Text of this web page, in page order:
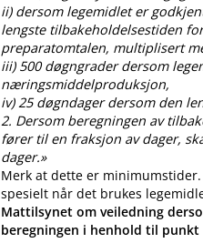
ii) dersom legemidlet er
lengste tilbakeholdelsestiden
preparatomtalen, multiplisert
iii) 500 døgngrader dersom
næringsmiddelproduksjon,
iv) 25 døgndager dersom den
2. Dersom beregningen av
fører til en fraksjon av dager,
dager.»
Merk at dette er
spesielt når det brukes
Mattilsynet om veiledning
beregningen i henhold til